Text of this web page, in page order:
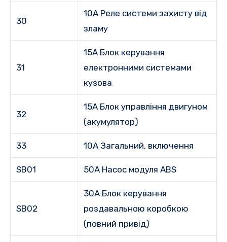
30
10A Реле системи захисту від
зламу
31
15A Блок керування
електронними системами
кузова
32
15A Блок управління двигуном
(акумулятор)
33 10A Загальний, включення
SB01 50A Насос модуля ABS
SB02
30A Блок керування
роздавальною коробкою
(повний привід)